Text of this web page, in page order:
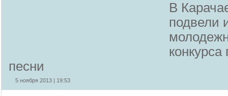
В
подвели
конкурса
песни
5 ноября 2013 | 19:53